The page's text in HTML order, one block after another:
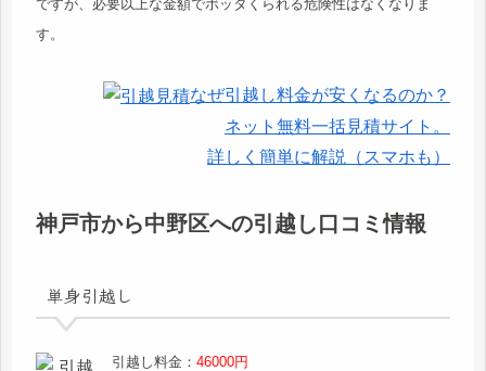
ですが、必要以上な金額でボッタくられる危険性はなくなりま
す。
なぜ引越し料金が安くなるのか？
ネット無料一括見積サイト。
詳しく簡単に解説（スマホも）
神戸市から中野区への引越し口コミ情報
単身引越し
引越し料金：46000円